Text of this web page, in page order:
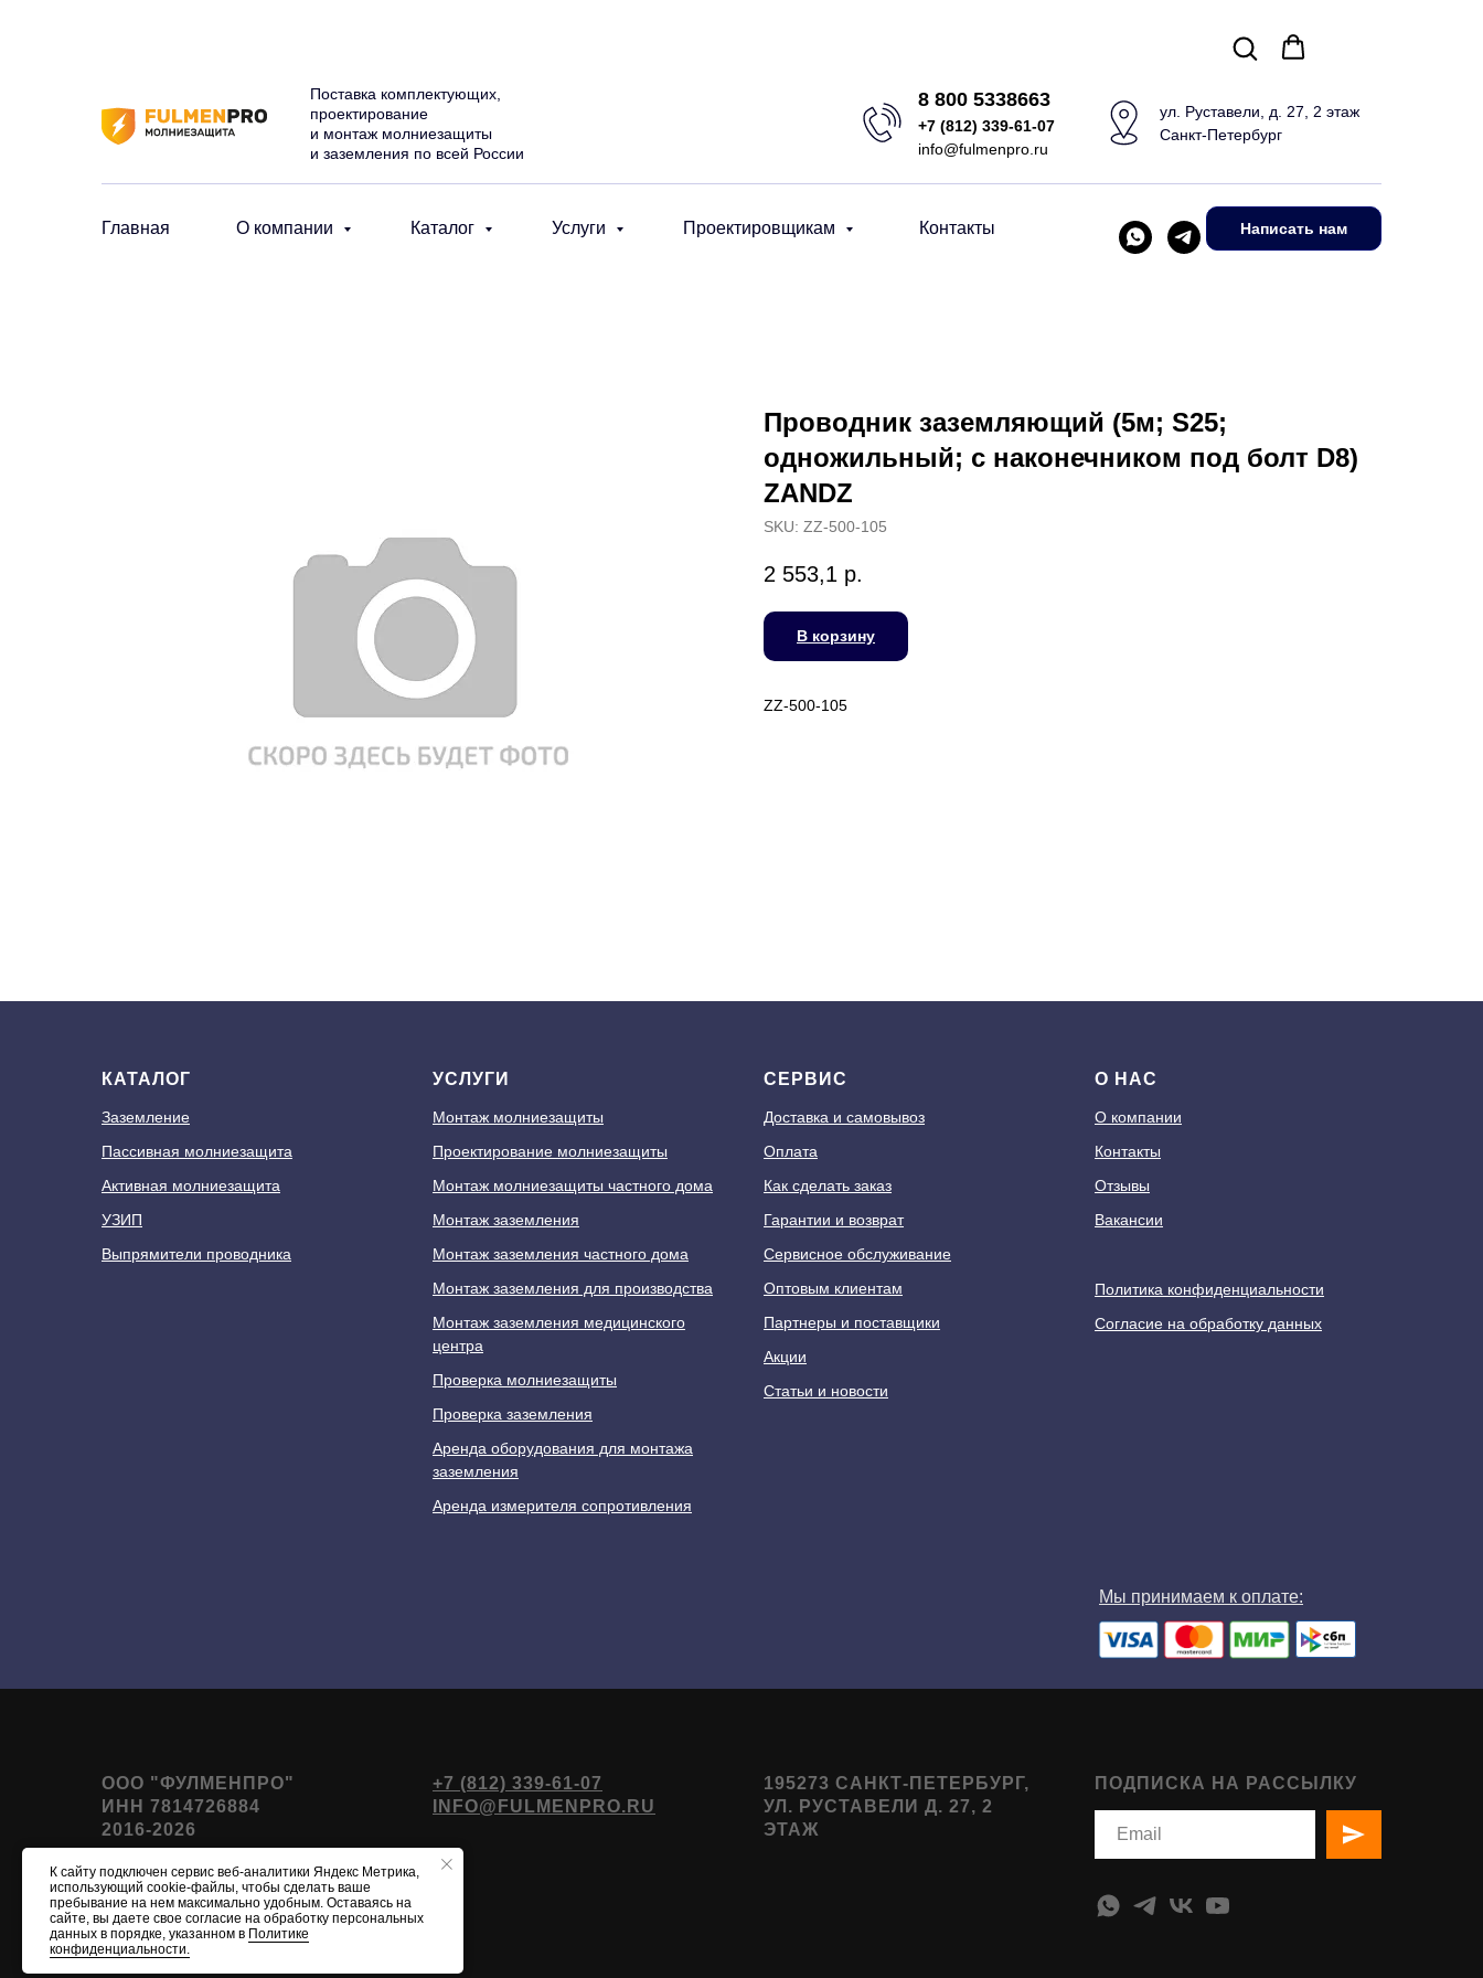
Поставка комплектующих,
проектирование
и монтаж молниезащиты
и заземления по всей России
8 800 5338663
+7 (812) 339-61-07
info@fulmenpro.ru
ул. Руставели, д. 27, 2 этаж
Санкт-Петербург
Главная О компании Каталог Услуги Проектировщикам Контакты Написать нам
К сайту подключен сервис веб-аналитики Яндекс Метрика,
использующий cookie-файлы, чтобы сделать ваше
пребывание на нем максимально удобным. Оставаясь на
сайте, вы даете свое согласие на обработку персональных
данных в порядке, указанном в Политике
конфиденциальности.
Проводник заземляющий (5м; S25;
одножильный; с наконечником под болт D8)
ZANDZ
SKU: ZZ-500-105
2 553,1 р.
В корзину
ZZ-500-105
КАТАЛОГ
Заземление
Пассивная молниезащита
Активная молниезащита
УЗИП
Выпрямители проводника
УСЛУГИ
Монтаж молниезащиты
Проектирование молниезащиты
Монтаж молниезащиты частного дома
Монтаж заземления
Монтаж заземления частного дома
Монтаж заземления для производства
Монтаж заземления медицинского
центра
Проверка молниезащиты
Проверка заземления
Аренда оборудования для монтажа
заземления
Аренда измерителя сопротивления
СЕРВИС
Доставка и самовывоз
Оплата
Как сделать заказ
Гарантии и возврат
Сервисное обслуживание
Оптовым клиентам
Партнеры и поставщики
Акции
Статьи и новости
О НАС
О компании
Контакты
Отзывы
Вакансии
Политика конфиденциальности
Согласие на обработку данных
Мы принимаем к оплате:
ООО "ФУЛМЕНПРО"
ИНН 7814726884
2016-2026
+7 (812) 339-61-07
INFO@FULMENPRO.RU
195273 САНКТ-ПЕТЕРБУРГ,
УЛ. РУСТАВЕЛИ Д. 27, 2
ЭТАЖ
ПОДПИСКА НА РАССЫЛКУ